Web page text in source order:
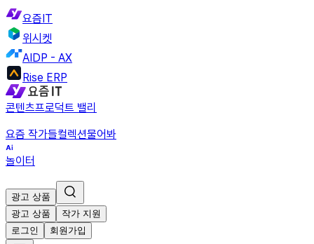
요즘IT
위시켓
AIDP - AX
Rise ERP
콘텐츠프로덕트 밸리
요즘 작가들컬렉션물어봐
놀이터
광고 상품
광고 상품
작가 지원
로그인
회원가입